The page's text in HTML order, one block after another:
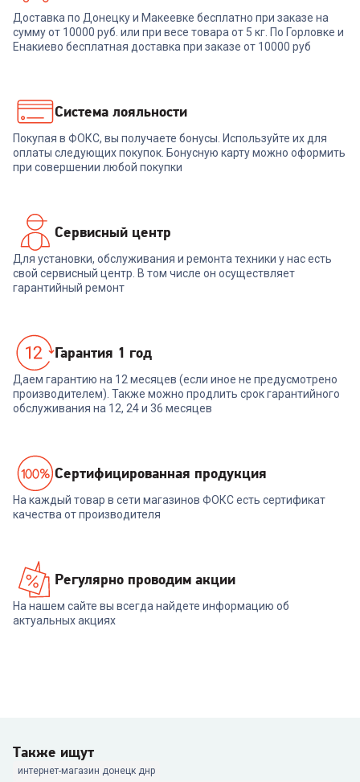
Смартфон REALME C85 Pro
RMX5555 8/256Gb темно-
22 999₽
В корзину
7125261
Смартфон SAMSUNG SM-
A366E Galaxy A36 5G 8/128Gb
В корзину
Доставка по Донецку и Макеевке бесплатно при заказе на
сумму от 10000 руб. или при весе товара от 5 кг. По Горловке и
Енакиево бесплатная доставка при заказе от 10000 руб
Система лояльности
Покупая в ФОКС, вы получаете бонусы. Используйте их для
оплаты следующих покупок. Бонусную карту можно оформить
при совершении любой покупки
Сервисный центр
Для установки, обслуживания и ремонта техники у нас есть
свой сервисный центр. В том числе он осуществляет
гарантийный ремонт
Гарантия 1 год
Даем гарантию на 12 месяцев (если иное не предусмотрено
производителем). Также можно продлить срок гарантийного
обслуживания на 12, 24 и 36 месяцев
Cертифицированная продукция
На каждый товар в сети магазинов ФОКС есть сертификат
качества от производителя
Регулярно проводим акции
На нашем сайте вы всегда найдете информацию об
актуальных акциях
Также ищут
интернет-магазин донецк днр